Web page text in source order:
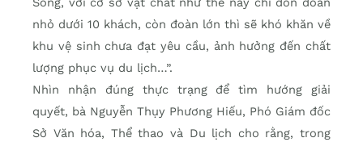
nhỏ dưới 10 khách, còn đoàn lớn thì sẽ khó khăn về
khu vệ sinh chưa đạt yêu cầu, ảnh hưởng đến chất
lượng phục vụ du lịch…”.
Nhìn nhận đúng thực trạng để tìm hướng giải
quyết, bà Nguyễn Thụy Phương Hiếu, Phó Giám đốc
Sở Văn hóa, Thể thao và Du lịch cho rằng, trong